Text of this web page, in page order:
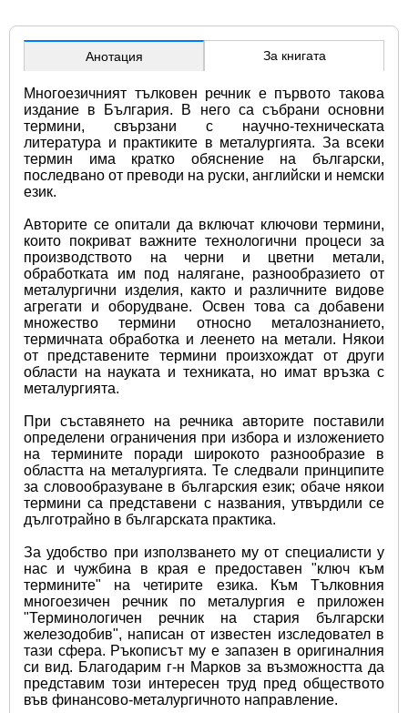
Анотация За книгата
Многоезичният тълковен речник е първото такова
издание в България. В него са събрани основни
термини, свързани с научно-техническата
литература и практиките в металургията. За всеки
термин има кратко обяснение на български,
последвано от преводи на руски, английски и немски
език.
Авторите се опитали да включат ключови термини,
които покриват важните технологични процеси за
производството на черни и цветни метали,
обработката им под налягане, разнообразието от
металургични изделия, както и различните видове
агрегати и оборудване. Освен това са добавени
множество термини относно металознанието,
термичната обработка и леенето на метали. Някои
от представените термини произхождат от други
области на науката и техниката, но имат връзка с
металургията.
При съставянето на речника авторите поставили
определени ограничения при избора и изложението
на термините поради широкото разнообразие в
областта на металургията. Те следвали принципите
за словообразуване в българския език; обаче някои
термини са представени с названия, утвърдили се
дълготрайно в българската практика.
За удобство при използването му от специалисти у
нас и чужбина в края е предоставен "ключ към
термините" на четирите езика. Към Тълковния
многоезичен речник по металургия е приложен
"Терминологичен речник на стария български
железодобив", написан от известен изследовател в
тази сфера. Ръкописът му е запазен в оригиналния
си вид. Благодарим г-н Марков за възможността да
представим този интересен труд пред обществото
във финансово-металургичното направление.